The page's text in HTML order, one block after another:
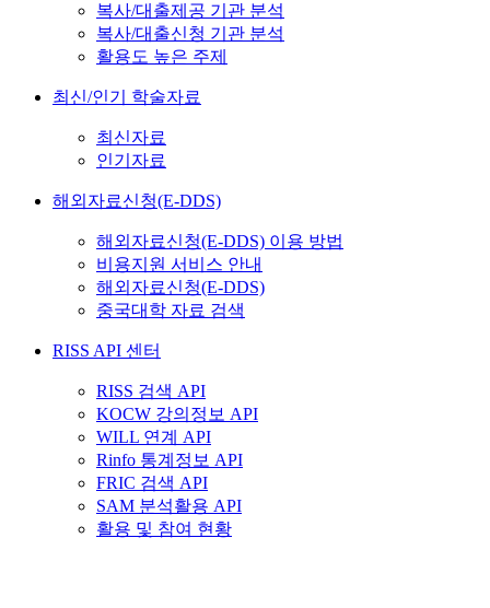
복사/대출제공 기관 분석
복사/대출신청 기관 분석
활용도 높은 주제
최신/인기 학술자료
최신자료
인기자료
해외자료신청(E-DDS)
해외자료신청(E-DDS) 이용 방법
비용지원 서비스 안내
해외자료신청(E-DDS)
중국대학 자료 검색
RISS API 센터
RISS 검색 API
KOCW 강의정보 API
WILL 연계 API
Rinfo 통계정보 API
FRIC 검색 API
SAM 분석활용 API
활용 및 참여 현황